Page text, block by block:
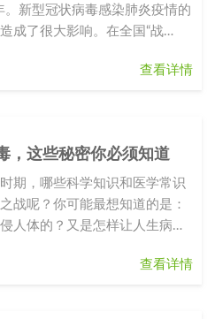
新型冠状病毒感染肺炎疫情的
成了很大影响。在全国“战
查看详情
，这些秘密你必须知道
期，哪些科学知识和医学常识
战呢？你可能最想知道的是：
人体的？又是怎样让人生病
查看详情